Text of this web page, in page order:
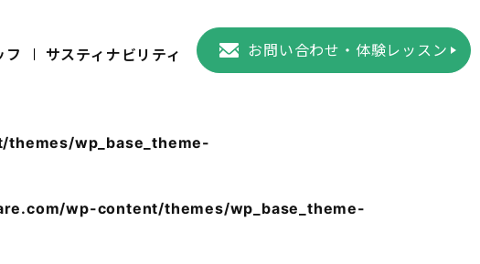
フ サスティナビリティ お問い合わせ・体験レッスン
wp_base_theme-
wp-content/themes/wp_base_theme-